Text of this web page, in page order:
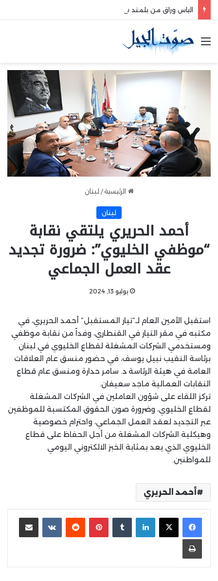
القائمة
الرئيسية / لبنان
لبنان
أحمد الحريري يلتقي نقابة
“موظفي الخليوي”: ضرورة تجديد
عقد العمل الجماعي
يوليو 13, 2024
استقبل الأمين العام لـ”تيار المستقبل” أحمد الحريري، في
مكتبه في مقر التيار في القنطاري، وفداً من نقابة موظفي
ومستخدمي الشركات المشغلة لقطاع الخليوي في لبنان
برئاسة النقيب نبيل يوسف، في حضور منسق عام العلاقات
العامة في هيئة الرئاسة د. سامر حدارة ومنسق عام قطاع
النقابات العمالية ماجد سعيفان.
تركز اللقاء على شؤون العاملين في الشركات المشغلة
لقطاع الخليوي، وضرورة صون الحقوق المكتسبة للموظفين
عبر التجديد لعقد العمل الجماعي، واحترام خصوصية
وهيكلية الشركات المشغلة من أجل الحفاظ على قطاع
الخليوي الذي يعد بمثابة الخبز الالكتروني اليومي
للمواطنين.
أحمد الحريري
لينكدإن بينتيريست مشاركة عبر البريد
طباعة